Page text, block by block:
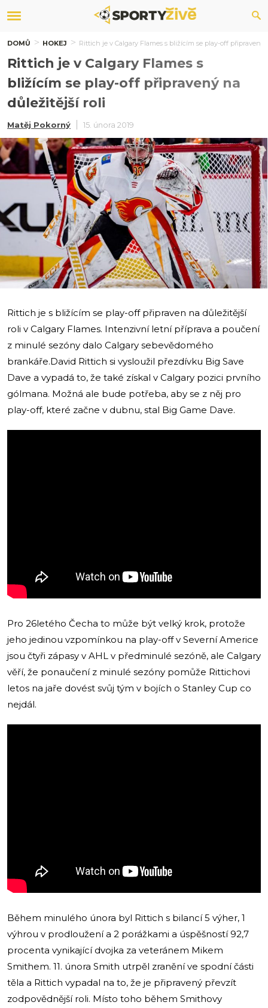
DOMŮ HOKEJ Rittich je v Calgary Flames s bližícím se play-off připravený
Rittich je v Calgary Flames s
bližícím se play-off připravený na
důležitější roli
Matěj Pokorný 15. února 2019
Rittich je s bližícím se play-off připraven na důležitější
roli v Calgary Flames. Intenzivní letní příprava a poučení
z minulé sezóny dalo Calgary sebevědomého
brankáře.David Rittich si vysloužil přezdívku Big Save
Dave a vypadá to, že také získal v Calgary pozici prvního
gólmana. Možná ale bude potřeba, aby se z něj pro
play-off, které začne v dubnu, stal Big Game Dave.
Pro 26letého Čecha to může být velký krok, protože
jeho jedinou vzpomínkou na play-off v Severní Americe
jsou čtyři zápasy v AHL v předminulé sezóně, ale Calgary
věří, že ponaučení z minulé sezóny pomůže Rittichovi
letos na jaře dovést svůj tým v bojích o Stanley Cup co
nejdál.
Během minulého února byl Rittich s bilancí 5 výher, 1
výhrou v prodloužení a 2 porážkami a úspěšností 92,7
procenta vynikající dvojka za veteránem Mikem
Smithem. 11. února Smith utrpěl zranění ve spodní části
těla a Rittich vypadal na to, že je připravený převzít
zodpovědnější roli. Místo toho během Smithovy